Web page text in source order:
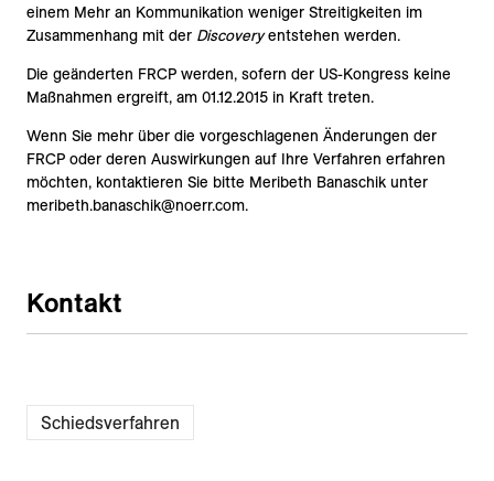
einem Mehr an Kommunikation weniger Streitigkeiten im
Zusammenhang mit der Discoveryentstehen werden.
Die geänderten FRCP werden, sofern der US-Kongress keine
Maßnahmen ergreift, am 01.12.2015 in Kraft treten.
Wenn Sie mehr über die vorgeschlagenen Änderungen der
FRCP oder deren Auswirkungen auf Ihre Verfahren erfahren
möchten, kontaktieren Sie bitte Meribeth Banaschik unter
meribeth.banaschik@noerr.com.
Kontakt
Schiedsverfahren